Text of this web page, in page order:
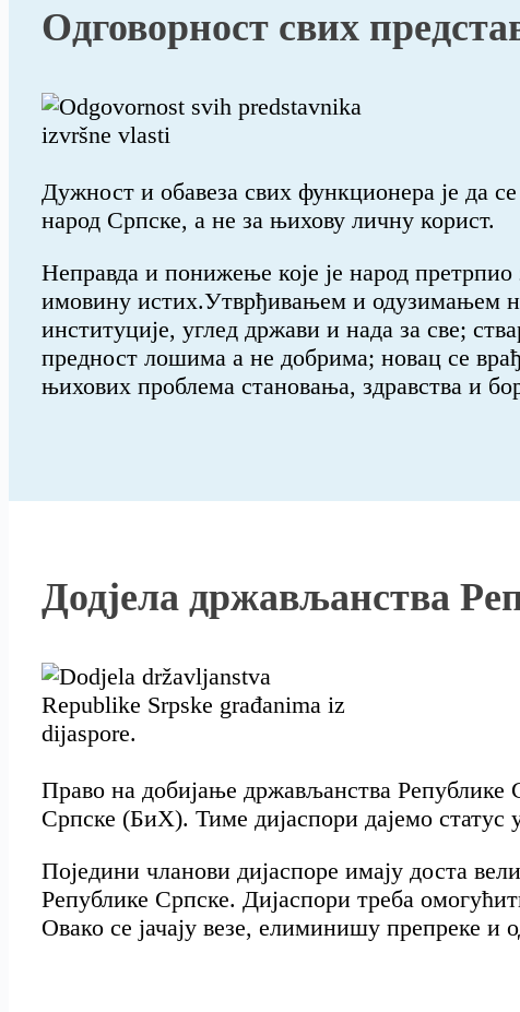
Одговорност свих
Дужност и обавеза свих функционера је да
народ Српске, а не за њихову личну корист.
Неправда и понижење које је народ
имовину истих.Утврђивањем и одузимањем
институције, углед држави и нада за све;
предност лошима а не добрима; новац се
њихових проблема становања, здравства и
Додјела држављанства
Право на добијање држављанства Републике
Српске (БиХ). Тиме дијаспори дајемо статус
Поједини чланови дијаспоре имају доста
Републике Српске. Дијаспори треба
Овако се јачају везе, елиминишу препреке